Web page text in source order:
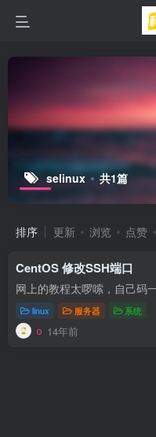
selinux 共1篇
排序 更新 浏览 点赞
CentOS 修改SSH端口
linux 服务器 系统
14年前